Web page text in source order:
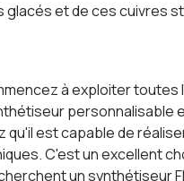
glacés et de ces cuivres
à exploiter toutes
personnalisable
qu'il est capable de
C'est un excellent
un synthétiseur